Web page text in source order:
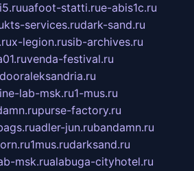
uafoot-statti.rue-abis1c.ru
kts-services.rudark-sand.ru
x-legion.rusib-archives.ru
venda-festival.ru
dooraleksandria.ru
lab-msk.ru1-mus.ru
purse-factory.ru
adler-jun.rubandamn.ru
1mus.rudarksand.ru
msk.rualabuga-cityhotel.ru